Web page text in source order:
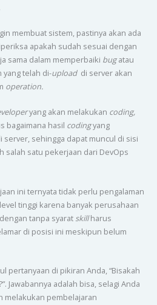
membuat sistem, pastinya akan ada
apakah sudah sesuai dengan
sama dalam memperbaiki bugatau
telah di-upload di server akan
operation.
yang akan melakukan coding,
bagaimana hasil codingyang
sehingga dapat muncul di sisi
salah satu pekerjaan dari DevOps
ini ternyata tidak perlu pengalaman
level tinggi karena banyak perusahaan
tanpa syarat skillharus
di posisi ini meskipun belum
pertanyaan di pikiran Anda, “Bisakah
Jawabannya adalah bisa, selagi Anda
melakukan pembelajaran